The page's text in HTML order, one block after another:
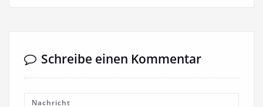
Schreibe einen Kommentar